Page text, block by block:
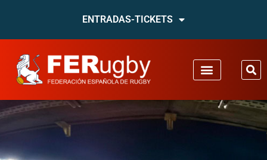
ENTRADAS-TICKETS